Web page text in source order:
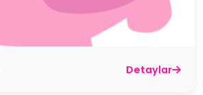
Detaylar